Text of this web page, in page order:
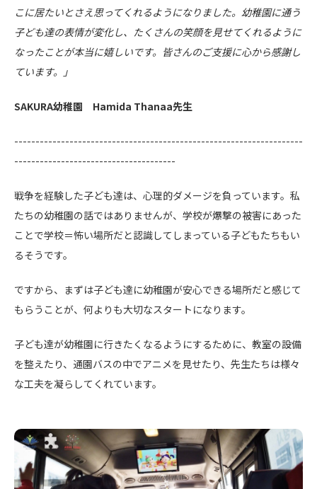
こに居たいとさえ思ってくれるようになりました。幼稚園に通う
子ども達の表情が変化し、たくさんの笑顔を見せてくれるように
なったことが本当に嬉しいです。皆さんのご支援に心から感謝し
ています。」
SAKURA幼稚園 Hamida Thanaa先生
--------------------------------------------------------------------
--------------------------------------
戦争を経験した子ども達は、心理的ダメージを負っています。私
たちの幼稚園の話ではありませんが、学校が爆撃の被害にあった
ことで学校＝怖い場所だと認識してしまっている子どもたちもい
るそうです。
ですから、まずは子ども達に幼稚園が安心できる場所だと感じて
もらうことが、何よりも大切なスタートになります。
子ども達が幼稚園に行きたくなるようにするために、教室の設備
を整えたり、通園バスの中でアニメを見せたり、先生たちは様々
な工夫を凝らしてくれています。